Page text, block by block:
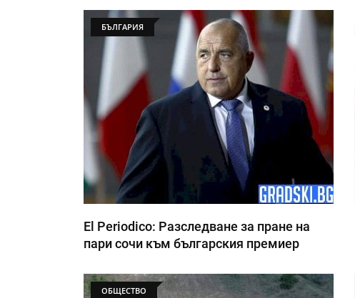
БЪЛГАРИЯ
El Periodico: Разследване за пране на
пари сочи към българския премиер
ОБЩЕСТВО